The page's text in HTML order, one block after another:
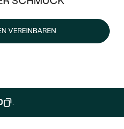
VEREINBAREN
von 7 - 10 Werktagen.
.